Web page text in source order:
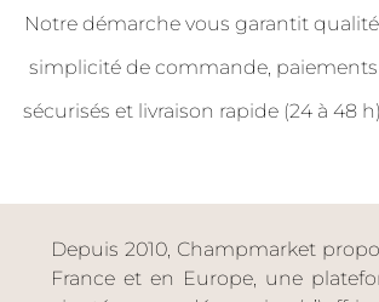
Notre démarche vous garantit qualité,
simplicité de commande, paiements
sécurisés et livraison rapide (24 à 48 h).
Depuis 2010, Champmarket
France et en Europe, une